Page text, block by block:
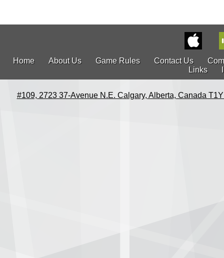
Home About Us Game Rules Contact Us
Links
#109, 2723 37-Avenue N.E. Calgary, Alberta, Canada